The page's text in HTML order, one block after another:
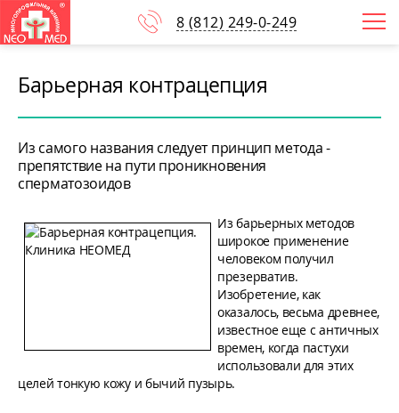
8 (812) 249-0-249
Барьерная контрацепция
Из самого названия следует принцип метода -
препятствие на пути проникновения
сперматозоидов
Из барьерных методов
широкое применение
человеком получил
презерватив.
Изобретение, как
оказалось, весьма древнее,
известное еще с античных
времен, когда пастухи
использовали для этих
целей тонкую кожу и бычий пузырь.